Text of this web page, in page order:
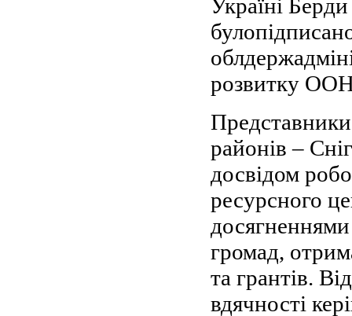
Україні
розвитку
Представники
районів –
досвідом
ресурсного
досягненнями
громад,
та грантів.
вдячності